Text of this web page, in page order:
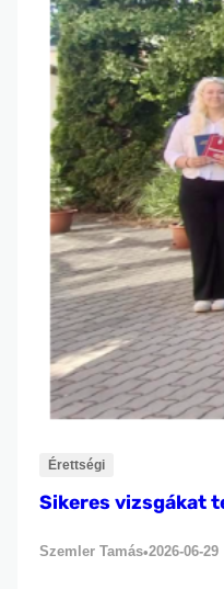
Érettségi
Sikeres vizsgákat
Szemler Tamás•2026-06-29